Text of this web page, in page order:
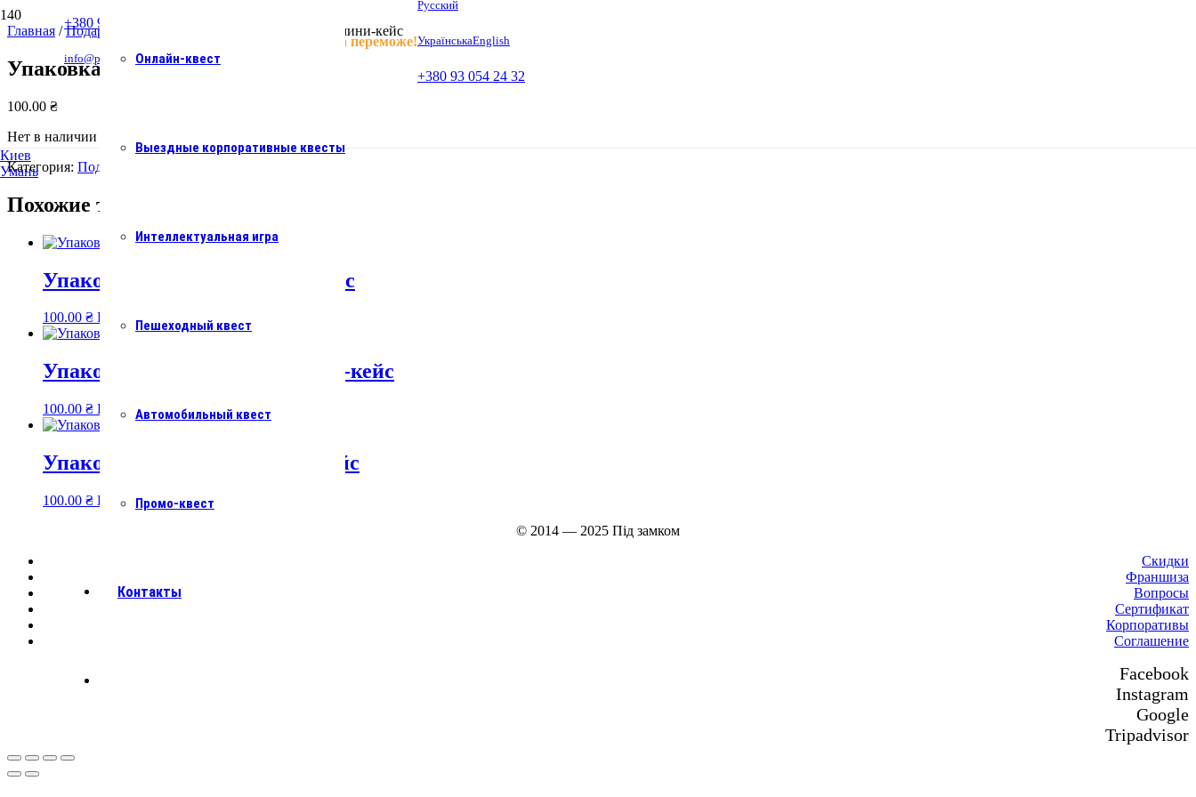
+380 93 054 24 32
info@podzamkom.ua
Квести працюють. Україна переможе!
Русский
УкраїнськаEnglish
+380 93 054 24 32
Онлайн-квест
Выездные корпоративные квесты
Интеллектуальная игра
Пешеходный квест
Автомобильный квест
Промо-квест
Контакты
Киев
Умань
Главная /Подарочная упаковка / Упаковка — Черный мини-кейс
Упаковка — Черный мини-кейс
100.00 ₴
Нет в наличии
Категория: Подарочная упаковка
Похожие товары
Упаковка — Голубой мини-кейс
100.00 ₴ Подробнее
Упаковка — Золотистый мини-кейс
100.00 ₴ Подробнее
Упаковка — Розовый мини-кейс
100.00 ₴ Подробнее
© 2014 — 2025 Під замком
Скидки
Франшиза
Вопросы
Сертификат
Корпоративы
Соглашение
Facebook
Instagram
Google
Tripadvisor